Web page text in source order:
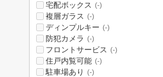
宅配ボックス (-)
複層ガラス (-)
ディンプルキー (-)
防犯カメラ (-)
フロントサービス (-)
住戸内覧可能 (-)
駐車場あり (-)